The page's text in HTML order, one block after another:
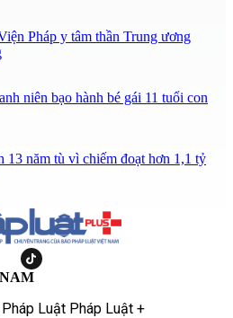
Pháp y tâm thần Trung ương
niên bạo hành bé gái 11 tuổi con
13 năm tù vì chiếm đoạt hơn 1,1 tỷ
Luật Pháp Luật +